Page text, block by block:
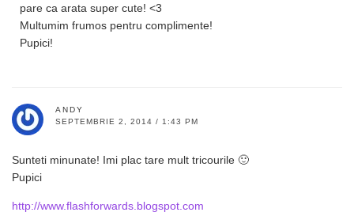
pare ca arata super cute! <3
Multumim frumos pentru complimente!
Pupici!
ANDY
SEPTEMBRIE 2, 2014 / 1:43 PM
Sunteti minunate! Imi plac tare mult tricourile 🙂
Pupici
http://www.flashforwards.blogspot.com